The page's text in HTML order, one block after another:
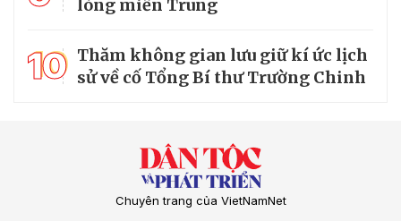
lòng miền Trung
10 Thăm không gian lưu giữ kí ức lịch
sử về cố Tổng Bí thư Trường Chinh
Chuyên trang của VietNamNet